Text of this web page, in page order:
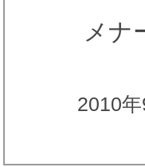
メナ
2010